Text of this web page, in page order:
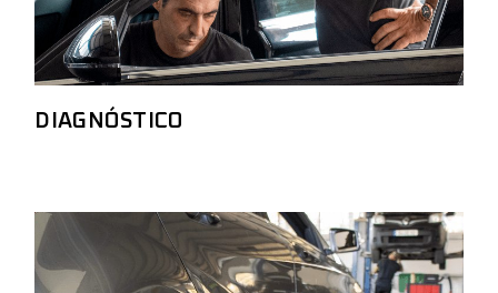
DIAGNÓSTICO